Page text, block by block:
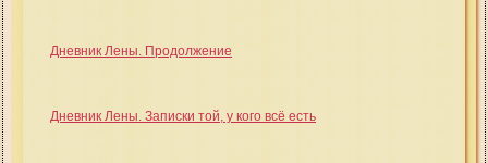
Дневник Лены. Продолжение
Дневник Лены. Записки той, у кого всё есть